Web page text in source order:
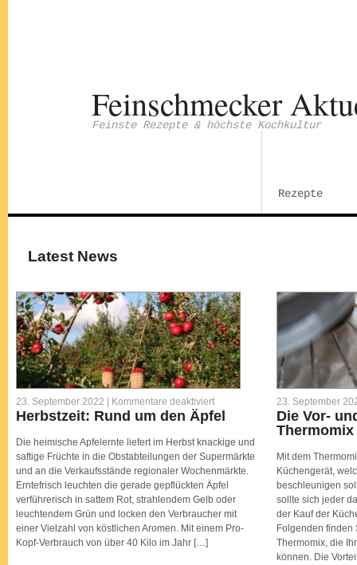
Feinschmecker
Feinste Rezepte & höchste Kochkultur
Rezepte
Latest News
23. September 2022 | Kommentare deaktiviertfür
Herbstzeit:
Rund
den
Äpfel
Herbstzeit: Rund um den Äpfel
Die heimische Apfelernte liefert im Herbst knackige und
saftige Früchte in die Obstabteilungen der Supermärkte
und an die Verkaufsstände regionaler Wochenmärkte.
Erntefrisch leuchten die gerade gepflückten Äpfel
verführerisch in sattem Rot, strahlendem Gelb oder
leuchtendem Grün und locken den Verbraucher mit
einer Vielzahl von köstlichen Aromen. Mit einem Pro-
Kopf-Verbrauch von über 40 Kilo im Jahr […]
23. September
Die Vor-
Thermomix
Mit dem
Küchengerät,
beschleunigen
sollte sich jeder
der Kauf der
Folgenden finden
Thermomix, die
können. Die